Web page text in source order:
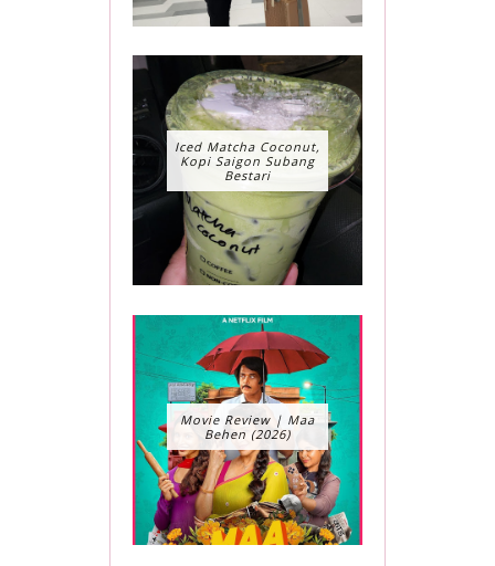
Iced Matcha Coconut,
Kopi Saigon Subang
Bestari
Movie Review | Maa
Behen (2026)